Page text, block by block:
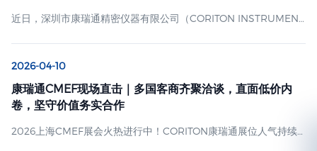
近日，深圳市康瑞通精密仪器有限公司（CORITON INSTRUMENT
（GMDN代码：65120）已成功完成英国UKCA注册，并完成年费
缴纳，成为英国新医疗器械注册制度实施后，首批完成注册与合规
缴费的中国医疗器械企业之一。 本次注册由康瑞通英国授权代表
2026-04-10
康瑞通CMEF现场直击｜多国客商齐聚洽谈，直面低价内
卷，坚守价值务实合作
2026上海CMEF展会火热进行中！CORITON康瑞通展位人气持续